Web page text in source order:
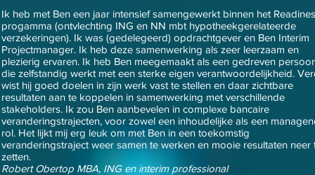
Ik heb met Ben een jaar intensief samengewerkt binnen het
progamma (ontvlechting ING en NN mbt hypotheekgerelateerde
verzekeringen). Ik was (gedelegeerd) opdrachtgever en Ben Interim
Projectmanager. Ik heb deze samenwerking als zeer leerzaam en
plezierig ervaren. Ik heb Ben meegemaakt als een gedreven
die zelfstandig werkt met een sterke eigen verantwoordelijkheid.
wist hij goed doelen in zijn werk vast te stellen en daar zichtbare
resultaten aan te koppelen in samenwerking met verschillende
stakeholders. Ik zou Ben aanbevelen in complexe bancaire
veranderingstrajecten, voor zowel een inhoudelijke als een
rol. Het lijkt mij erg leuk om met Ben in een toekomstig
veranderingstraject weer samen te werken en mooie resultaten neer
zetten.
Robert Obertop MBA, ING en interim professional